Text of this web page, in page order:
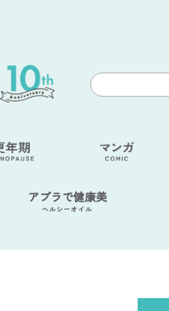
アブラで健康美
ヘルシーオイル